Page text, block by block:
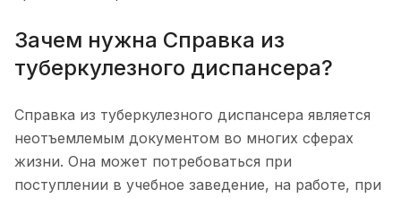
Зачем нужна Справка из
туберкулезного диспансера?
Справка из туберкулезного диспансера является
неотъемлемым документом во многих сферах
жизни. Она может потребоваться при
поступлении в учебное заведение, на работе, при